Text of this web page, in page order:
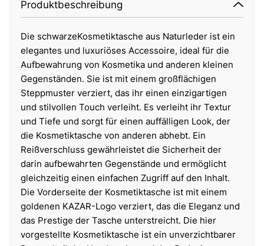
Produktbeschreibung
Die schwarzeKosmetiktasche aus Naturleder ist ein
elegantes und luxuriöses Accessoire, ideal für die
Aufbewahrung von Kosmetika und anderen kleinen
Gegenständen. Sie ist mit einem großflächigen
Steppmuster verziert, das ihr einen einzigartigen
und stilvollen Touch verleiht. Es verleiht ihr Textur
und Tiefe und sorgt für einen auffälligen Look, der
die Kosmetiktasche von anderen abhebt. Ein
Reißverschluss gewährleistet die Sicherheit der
darin aufbewahrten Gegenstände und ermöglicht
gleichzeitig einen einfachen Zugriff auf den Inhalt.
Die Vorderseite der Kosmetiktasche ist mit einem
goldenen KAZAR-Logo verziert, das die Eleganz und
das Prestige der Tasche unterstreicht. Die hier
vorgestellte Kosmetiktasche ist ein unverzichtbarer